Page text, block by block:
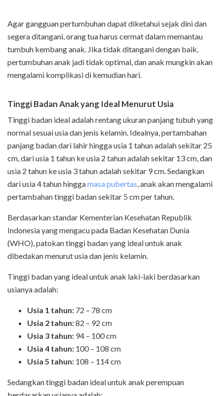
Agar gangguan pertumbuhan dapat diketahui sejak dini dan
segera ditangani, orang tua harus cermat dalam memantau
tumbuh kembang anak. Jika tidak ditangani dengan baik,
pertumbuhan anak jadi tidak optimal, dan anak mungkin akan
mengalami komplikasi di kemudian hari.
Tinggi Badan Anak yang Ideal Menurut Usia
Tinggi badan ideal adalah rentang ukuran panjang tubuh yang
normal sesuai usia dan jenis kelamin. Idealnya, pertambahan
panjang badan dari lahir hingga usia 1 tahun adalah sekitar 25
cm, dari usia 1 tahun ke usia 2 tahun adalah sekitar 13 cm, dan
usia 2 tahun ke usia 3 tahun adalah sekitar 9 cm. Sedangkan
dari usia 4 tahun hinggamasa pubertas, anak akan mengalami
pertambahan tinggi badan sekitar 5 cm per tahun.
Berdasarkan standar Kementerian Kesehatan Republik
Indonesia yang mengacu pada Badan Kesehatan Dunia
(WHO), patokan tinggi badan yang ideal untuk anak
dibedakan menurut usia dan jenis kelamin.
Tinggi badan yang ideal untuk anak laki-laki berdasarkan
usianya adalah:
Usia 1 tahun: 72 – 78 cm
Usia 2 tahun:82 – 92 cm
Usia 3 tahun: 94 – 100 cm
Usia 4 tahun: 100 – 108 cm
Usia 5 tahun: 108 – 114 cm
Sedangkan tinggi badan ideal untuk anak perempuan